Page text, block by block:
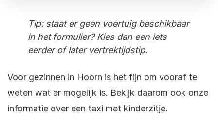
Tip: staat er geen voertuig beschikbaar
in het formulier? Kies dan een iets
eerder of later vertrektijdstip.
Voor gezinnen in Hoorn is het fijn om vooraf te
weten wat er mogelijk is. Bekijk daarom ook onze
informatie over een taxi met kinderzitje.